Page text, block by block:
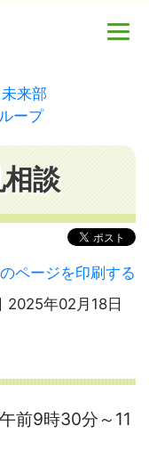
来部
ープ
談
ページを印刷する
2025年02月18日
前9時30分～11